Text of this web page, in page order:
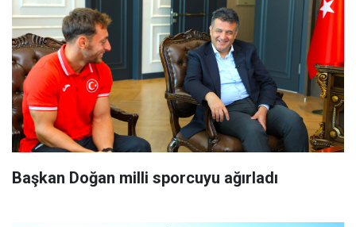
Başkan Doğan milli sporcuyu ağırladı